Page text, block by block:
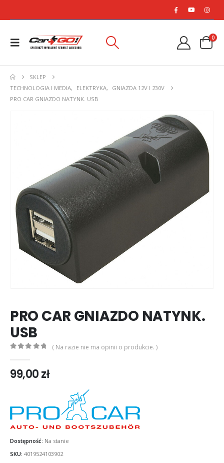
0
SKLEP
TECHNOLOGIA I MEDIA, ELEKTRYKA,
GNIAZDA 12V I 230V
PRO CAR GNIAZDO NATYNK. USB
PRO CAR GNIAZDO NATYNK.
USB
( Na razie nie ma opinii o produkcie. )
99,00zł
Dostępność: Na stanie
SKU: 4019524103902